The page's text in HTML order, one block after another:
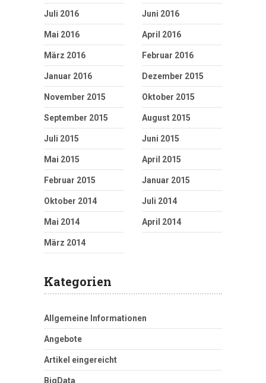
Juli 2016 Juni 2016
Mai 2016 April 2016
März 2016 Februar 2016
Januar 2016 Dezember 2015
November 2015 Oktober 2015
September 2015 August 2015
Juli 2015 Juni 2015
Mai 2015 April 2015
Februar 2015 Januar 2015
Oktober 2014 Juli 2014
Mai 2014 April 2014
März 2014
Kategorien
Allgemeine Informationen
Angebote
Artikel eingereicht
BigData